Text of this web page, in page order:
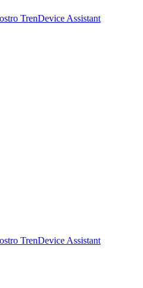
TrenDevice Assistant
TrenDevice Assistant